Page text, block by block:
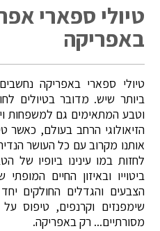
טיולי ספארי
באפריקה
טיולי ספארי באפריקה נחשבים
ביותר שיש. מדובר בטיולים
וטבע המתאימים גם למשפחות
הזיאולוגי הרחב בעולם, כאשר
אותנו מקרוב עם כל העושר
לחזות במו עינינו ביופיו
ביטוייו ובאיזון החיים
הצבעים והגדלים החולקים
שימפנזים וקרנפים, טיפוס
מסורתיים... רק באפריקה.